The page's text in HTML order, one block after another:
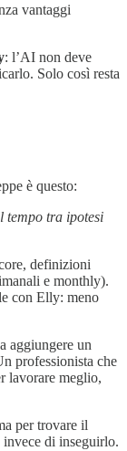
vantaggi
: l’AI non deve
Solo così resta
è questo:
tempo tra ipotesi
definizioni
e monthly).
con Elly: meno
aggiungere un
professionista che
lavorare meglio,
per trovare il
invece di inseguirlo.